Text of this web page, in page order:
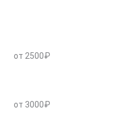
от 2500₽
от 3000₽